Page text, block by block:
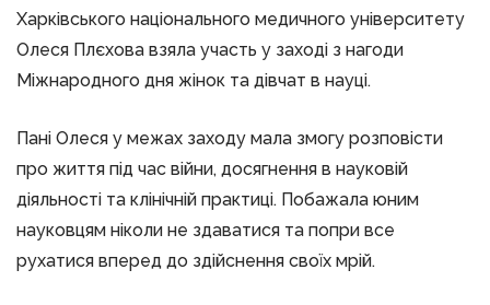
Харківського національного медичного університету
Олеся Плєхова взяла участь у заході з нагоди
Міжнародного дня жінок та дівчат в науці.
Пані Олеся у межах заходу мала змогу розповісти
про життя під час війни, досягнення в науковій
діяльності та клінічній практиці. Побажала юним
науковцям ніколи не здаватися та попри все
рухатися вперед до здійснення своїх мрій.